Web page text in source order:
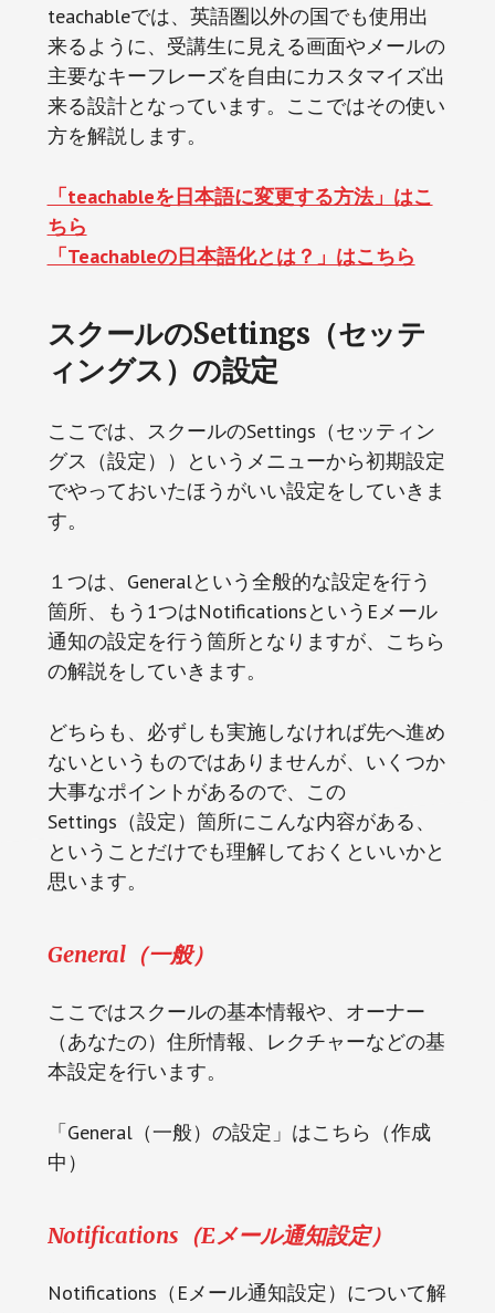
teachableでは、英語圏以外の国でも使用出
来るように、受講生に見える画面やメールの
主要なキーフレーズを自由にカスタマイズ出
来る設計となっています。ここではその使い
方を解説します。
「teachableを日本語に変更する方法」はこ
ちら
「Teachableの日本語化とは？」はこちら
スクールのSettings（セッテ
ィングス）の設定
ここでは、スクールのSettings（セッティン
グス（設定））というメニューから初期設定
でやっておいたほうがいい設定をしていきま
す。
１つは、Generalという全般的な設定を行う
箇所、もう1つはNotificationsというEメール
通知の設定を行う箇所となりますが、こちら
の解説をしていきます。
どちらも、必ずしも実施しなければ先へ進め
ないというものではありませんが、いくつか
大事なポイントがあるので、この
Settings（設定）箇所にこんな内容がある、
ということだけでも理解しておくといいかと
思います。
General（一般）
ここではスクールの基本情報や、オーナー
（あなたの）住所情報、レクチャーなどの基
本設定を行います。
「General（一般）の設定」はこちら（作成
中）
Notifications（Eメール通知設定）
Notifications（Eメール通知設定）について解